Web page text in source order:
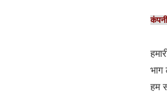
भाग
हम